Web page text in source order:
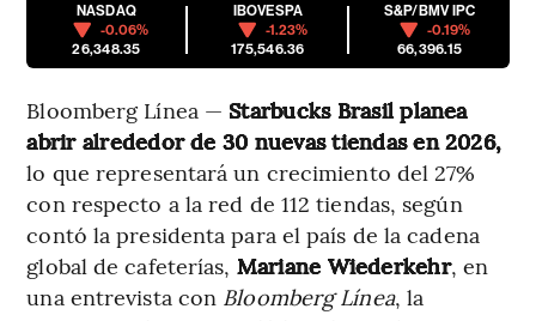
NASDAQ
-0.06%
26,348.35
IBOVESPA
-1.23%
175,546.36
S&P/BMV IPC
-0.19%
66,396.15
Bloomberg Línea — Starbucks Brasil planea
abrir alrededor de 30 nuevas tiendas en 2026,
lo que representará un crecimiento del 27%
con respecto a la red de 112 tiendas, según
contó la presidenta para el país de la cadena
global de cafeterías, Mariane Wiederkehr, en
una entrevista con Bloomberg Línea, la